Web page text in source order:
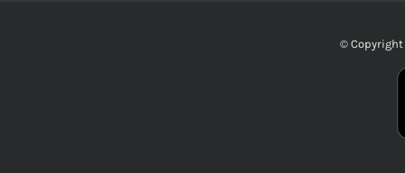
© Copyright